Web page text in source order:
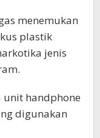
menemukan
plastik
jenis
handphone
digunakan